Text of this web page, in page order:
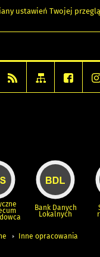
ustawień Twojej
Bank Danych
Lokalnych
Inne opracowania